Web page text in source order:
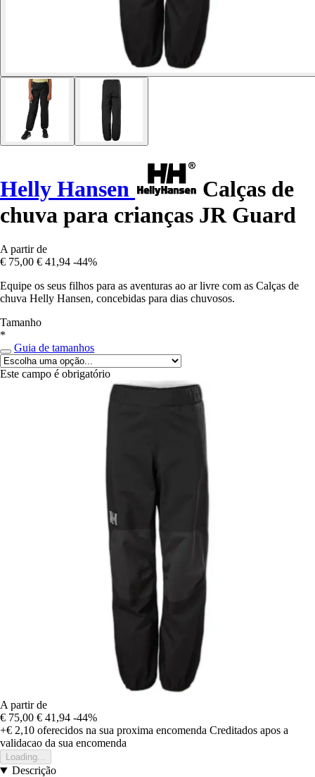
Helly Hansen
Calças de
chuva para crianças JR Guard
A partir de
€ 75,00 € 41,94 -44%
Equipe os seus filhos para as aventuras ao ar livre com as Calças de
chuva Helly Hansen, concebidas para dias chuvosos.
Tamanho
*
Guia de tamanhos
Este campo é obrigatório
A partir de
€ 75,00 € 41,94 -44%
+€ 2,10 oferecidos na sua proxima encomenda Creditados apos a
validacao da sua encomenda
Loading...
Descrição